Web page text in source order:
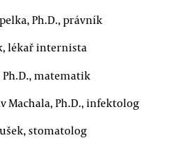
Ph.D., právník
lékař internista
Ph.D., matematik
Machala, Ph.D., infektolog
stomatolog